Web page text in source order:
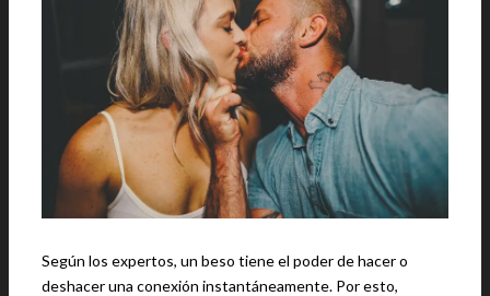
Según los expertos, un beso tiene el poder de hacer o
deshacer una conexión instantáneamente. Por esto,